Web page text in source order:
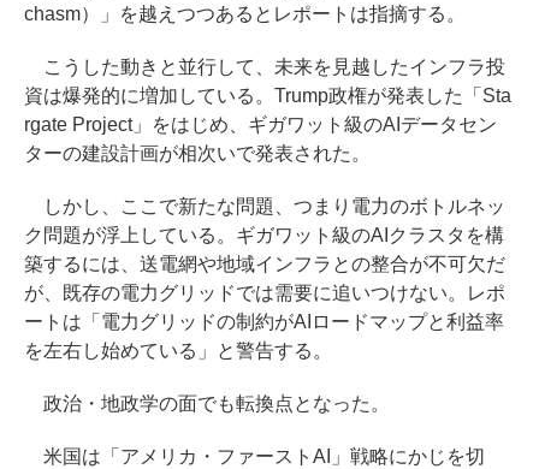
chasm）」を越えつつあるとレポートは指摘する。
こうした動きと並行して、未来を見越したインフラ投
資は爆発的に増加している。Trump政権が発表した「Sta
rgate Project」をはじめ、ギガワット級のAIデータセン
ターの建設計画が相次いで発表された。
しかし、ここで新たな問題、つまり電力のボトルネッ
ク問題が浮上している。ギガワット級のAIクラスタを構
築するには、送電網や地域インフラとの整合が不可欠だ
が、既存の電力グリッドでは需要に追いつけない。レポ
ートは「電力グリッドの制約がAIロードマップと利益率
を左右し始めている」と警告する。
政治・地政学の面でも転換点となった。
米国は「アメリカ・ファーストAI」戦略にかじを切